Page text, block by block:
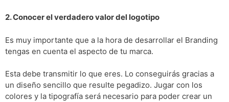
2. Conocer el verdadero valor del logotipo
Es muy importante que a la hora de desarrollar el Branding
tengas en cuenta el aspecto de tu marca.
Esta debe transmitir lo que eres. Lo conseguirás gracias a
un diseño sencillo que resulte pegadizo. Jugar con los
colores y la tipografía será necesario para poder crear un